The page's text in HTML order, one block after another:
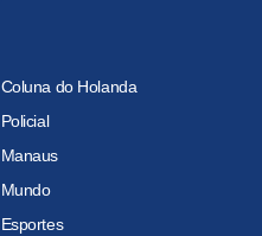
Coluna do Holanda
Policial
Manaus
Mundo
Esportes